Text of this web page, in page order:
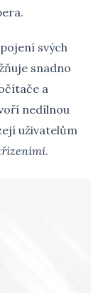
svých
snadno
a
nedílnou
uživatelům
.